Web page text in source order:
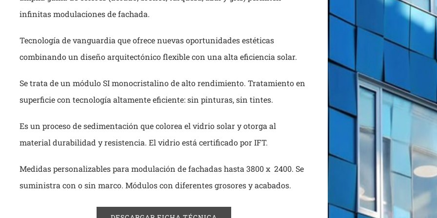
infinitas modulaciones de fachada.
Tecnología de vanguardia que ofrece nuevas oportunidades estéticas
combinando un diseño arquitectónico flexible con una alta eficiencia solar.
Se trata de un módulo SI monocristalino de alto rendimiento. Tratamiento en
superficie con tecnología altamente eficiente: sin pinturas, sin tintes.
Es un proceso de sedimentación que colorea el vidrio solar y otorga al
material durabilidad y resistencia. El vidrio está certificado por IFT.
Medidas personalizables para modulación de fachadas hasta 3800 x 2400. Se
suministra con o sin marco. Módulos con diferentes grosores y acabados.